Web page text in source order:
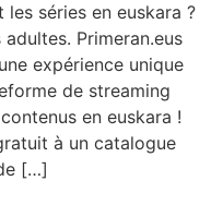
séries en euskara ?
Primeran.eus
expérience unique
de streaming
en euskara !
à un catalogue
[…]